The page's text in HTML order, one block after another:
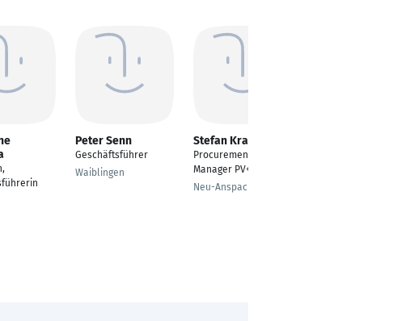
Peter Senn
Geschäftsführer
Waiblingen
Stefan Kraemer
Procurement
Manager PV+E
Neu-Anspach